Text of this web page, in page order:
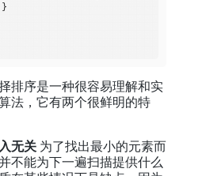
排序是一种很容易理解和实
法，它有两个很鲜明的特
无关为了找出最小的元素而
不能为下一遍扫描提供什么